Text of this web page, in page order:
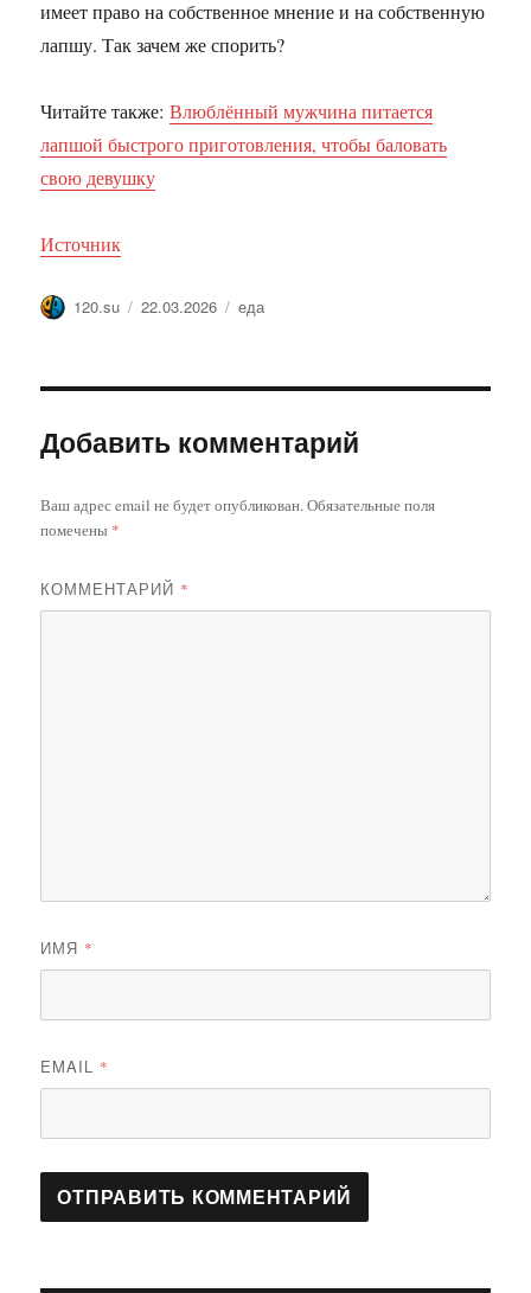
имеет право на собственное мнение и на собственную
лапшу. Так зачем же спорить?
Читайте также:Влюблённый мужчина питается
лапшой быстрого приготовления, чтобы баловать
свою девушку
Источник
Автор
120.su Опубликовано
22.03.2026 Метки
еда
Добавить комментарий
Ваш адрес email не будет опубликован.Обязательные поля
помечены *
КОММЕНТАРИЙ *
ИМЯ *
EMAIL *